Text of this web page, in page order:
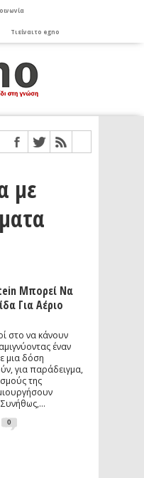
Τι είναι το egno
με
Μπορεί Να
Για Αέριο
στο να κάνουν
έναν
μια δόση
για παράδειγμα,
της
Συνήθως,...
0